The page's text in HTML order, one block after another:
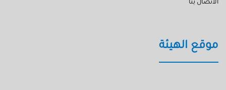
الاتصال بنا
موقع الهيئة